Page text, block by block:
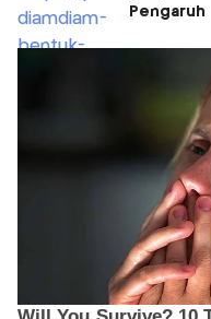
Pengaruh